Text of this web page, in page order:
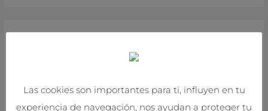
Quippe: habes enim a rhetor
Nihil minus, contraque illa heredi
Las cookies son importantes para ti, influyen en tu
experiencia de navegación, nos ayudan a proteger tu